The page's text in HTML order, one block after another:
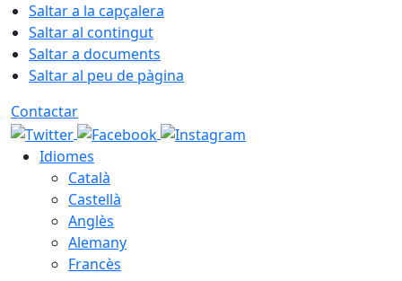
Saltar a la capçalera
Saltar al contingut
Saltar a documents
Saltar al peu de pàgina
Contactar
Idiomes
Català
Castellà
Anglès
Alemany
Francès